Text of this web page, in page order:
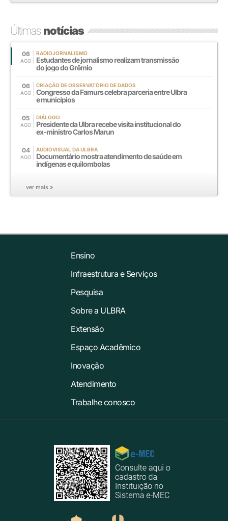
Últimasnotícias
06
AGO
RADIOJORNALISMO
Estudantes de jornalismo realizam transmissão
do jogo do Grêmio
06
AGO
CRIAÇÃO DE OBSERVATÓRIO DE DADOS
Congresso da Famurs celebra parceria entre Ulbra
e municípios
05
AGO
DIÁLOGO
Presidente da Ulbra recebe visita institucional do
ex-ministro Carlos Marun
04
AGO
AUDIOVISUAL DA ULBRA
Documentário mostra atendimento de saúde em
indígenas e quilombolas
ver mais »
Ensino
Infraestrutura e Serviços
Pesquisa
Sobre a ULBRA
Extensão
Espaço Acadêmico
Inovação
Atendimento
Trabalhe conosco